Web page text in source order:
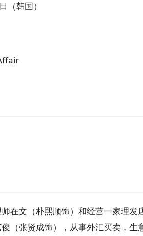
（韩国）
在文（朴熙顺饰）和经营一家理发
（张贤成饰），从事外汇买卖，生